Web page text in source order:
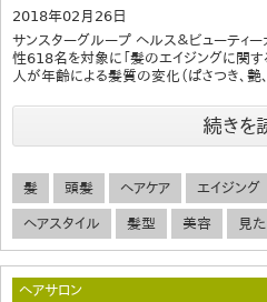
2018年02月26日
サンスターグループ ヘルス＆ビューティー
性618名を対象に「髪のエイジングに関
人が年齢による髪質の変化（ぱさつき、艶
続きを
髪 頭髪 ヘアケア エイジング
ヘアスタイル 髪型 美容 見
ヘアサロン